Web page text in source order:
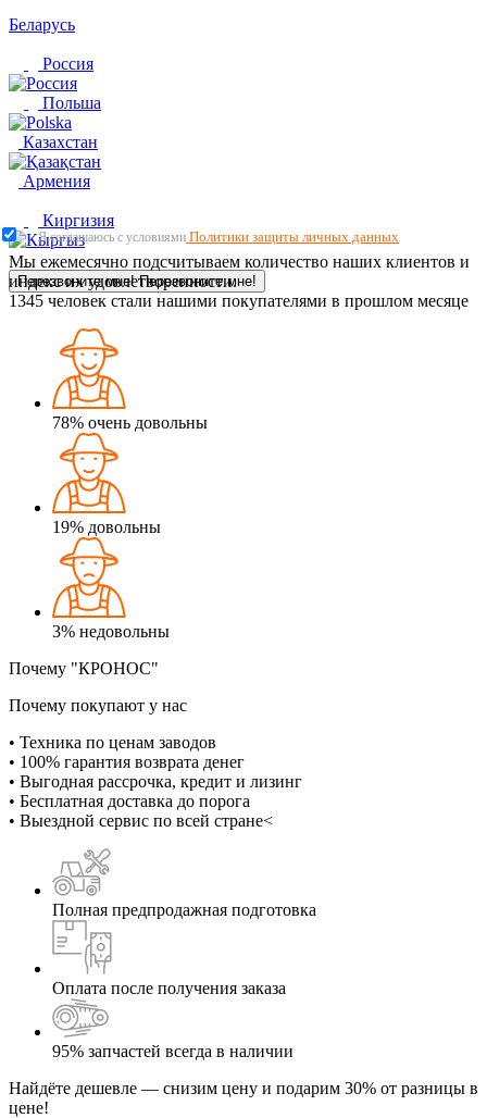
Беларусь
Россия
Польша
Казахстан
Армения
Киргизия
Перезвоните мне! Перезвоните мне!
Я соглашаюсь с условиями Политики защиты личных данных
Мы ежемесячно подсчитываем количество наших клиентов и
индекс их удовлетворенности.
1345 человек стали нашими покупателями в прошлом месяце
78% очень довольны
19% довольны
3% недовольны
Почему "КРОНОС"
Почему покупают у нас
• Техника по ценам заводов
• 100% гарантия возврата денег
• Выгодная рассрочка, кредит и лизинг
• Бесплатная доставка до порога
• Выездной сервис по всей стране<
Полная предпродажная подготовка
Оплата после получения заказа
95% запчастей всегда в наличии
Найдёте дешевле — снизим цену и подарим 30% от разницы в
цене!